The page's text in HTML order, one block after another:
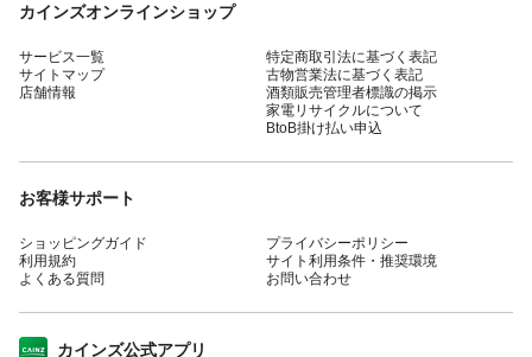
カインズオンラインショップ
サービス一覧
サイトマップ
店舗情報
特定商取引法に基づく表記
古物営業法に基づく表記
酒類販売管理者標識の掲示
家電リサイクルについて
BtoB掛け払い申込
お客様サポート
ショッピングガイド
利用規約
よくある質問
プライバシーポリシー
サイト利用条件・推奨環境
お問い合わせ
カインズ公式アプリ